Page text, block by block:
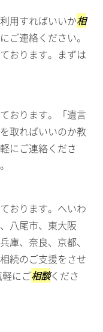
用すればいいか相
ご連絡ください。
おります。まずは
おります。「遺言
取ればいいのか教
にご連絡くださ
おります。へいわ
八尾市、東大阪
庫、奈良、京都、
続のご支援をさせ
にご相談くださ